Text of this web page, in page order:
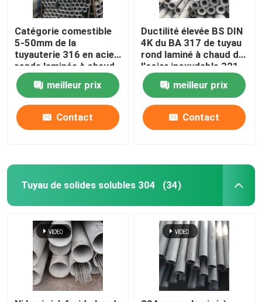
Catégorie comestible
5-50mm de la
tuyauterie 316 en acier
ronde laminée à chaud
d'AISI DIN 314
meilleur prix
Contact
Ductilité élevée BS DIN
4K du BA 317 de tuyau
rond laminé à chaud de
l'acier inoxydable 321
meilleur prix
Contact
Tuyau de solides solubles 304 (34)